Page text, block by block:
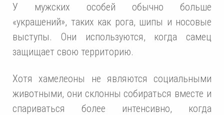
У мужских особей обычно больше
«украшений», таких как рога, шипы и носовые
выступы. Они используются, когда самец
защищает свою территорию.
Хотя хамелеоны не являются социальными
животными, они склонны собираться вместе и
спариваться более интенсивно, когда